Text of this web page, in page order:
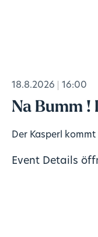
18.8.2026 16:00
Na Bumm !
Der Kasperl
Event Details